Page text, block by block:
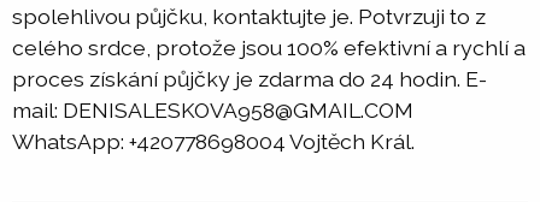
spolehlivou půjčku, kontaktujte je. Potvrzuji to z
celého srdce, protože jsou 100% efektivní a rychlí a
proces získání půjčky je zdarma do 24 hodin. E-
mail: DENISALESKOVA958@GMAIL.COM
WhatsApp: +420778698004 Vojtěch Král.